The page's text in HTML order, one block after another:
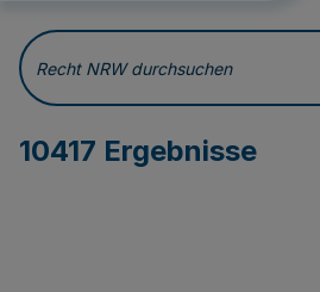
Suchergebnisse
Recht NRW durchsuchen
10417 Ergebnisse